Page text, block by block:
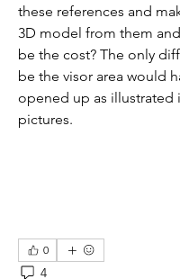
these references and
3D model from them
be the cost? The only
be the visor area would
opened up as illustrated
pictures.
0
4